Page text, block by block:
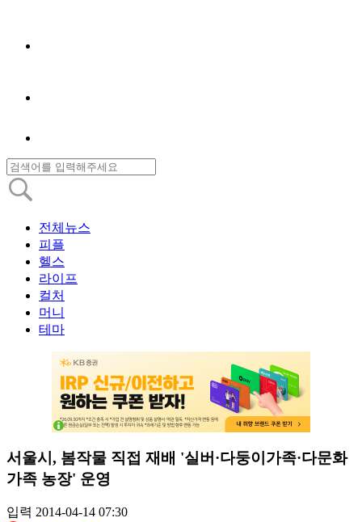
전체뉴스
피플
헬스
라이프
컬처
머니
테마
서울시, 봄작물 직접 재배 '실버·다둥이가족·다문화
가족 농장' 운영
입력 2014-04-14 07:30